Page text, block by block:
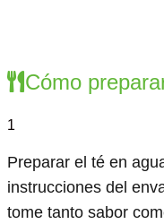
Cómo
1
Preparar el té en
instrucciones del
tome tanto sabor